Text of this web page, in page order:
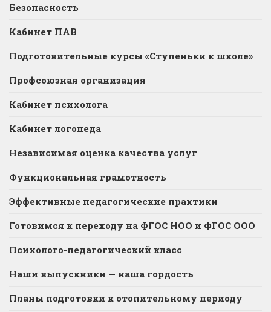
Безопасность
Кабинет ПАВ
Подготовительные курсы «Ступеньки к школе»
Профсоюзная организация
Кабинет психолога
Кабинет логопеда
Независимая оценка качества услуг
Функциональная грамотность
Эффективные педагогические практики
Готовимся к переходу на ФГОС НОО и ФГОС ООО
Психолого-педагогический класс
Наши выпускники — наша гордость
Планы подготовки к отопительному периоду